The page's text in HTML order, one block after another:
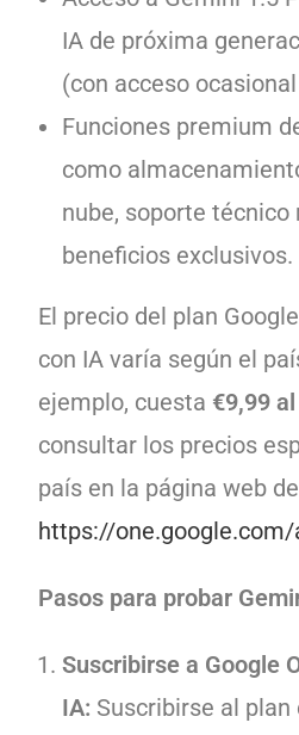
IA de próxima
(con acceso
Funciones premium
como
nube, soporte técnico
beneficios exclusivos.
El precio del plan
con IA varía según el
ejemplo, cuesta €9,99
consultar los precios
país en la página web
https://
Pasos para probar
Suscribirse a Google
IA: Suscribirse al